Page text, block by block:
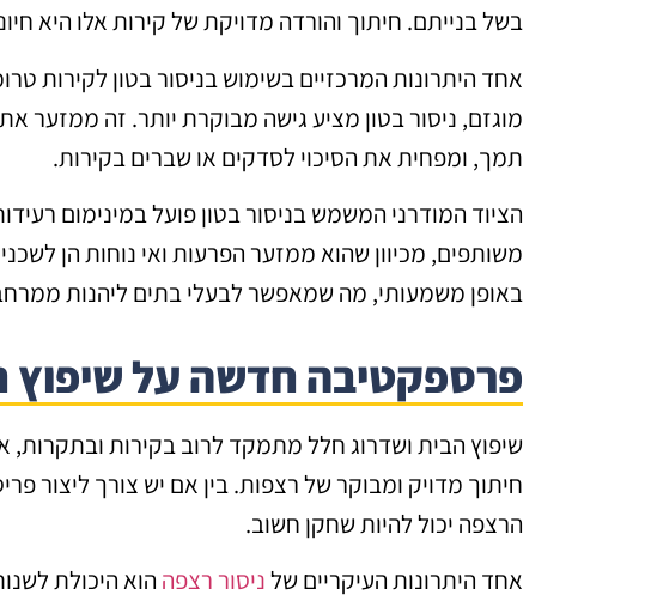
בשל בנייתם. חיתוך והורדה מדויקת של קירות אלו היא
אחד היתרונות המרכזיים בשימוש בניסור בטון לקירות
מוגזם, ניסור בטון מציע גישה מבוקרת יותר. זה ממזער
תמך, ומפחית את הסיכוי לסדקים או שברים בקירות.
הציוד המודרני המשמש בניסור בטון פועל במינימום
משותפים, מכיוון שהוא ממזער הפרעות ואי נוחות הן
באופן משמעותי, מה שמאפשר לבעלי בתים ליהנות
פרספקטיבה חדשה על
שיפוץ הבית ושדרוג חלל מתמקד לרוב בקירות
חיתוך מדויק ומבוקר של רצפות. בין אם יש צורך ליצור
הרצפה יכול להיות שחקן חשוב.
אחד היתרונות העיקריים שלניסור רצפה הוא היכולת